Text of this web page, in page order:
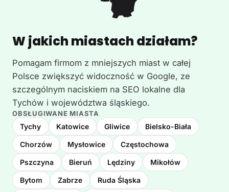
W jakich miastach działam?
Pomagam firmom z mniejszych miast w całej
Polsce zwiększyć widoczność w Google, ze
szczególnym naciskiem na SEO lokalne dla
Tychów i województwa śląskiego.
OBSŁUGIWANE MIASTA
Tychy Katowice Gliwice Bielsko-Biała
Chorzów Mysłowice Częstochowa
Pszczyna Bieruń Lędziny Mikołów
Bytom Zabrze Ruda Śląska